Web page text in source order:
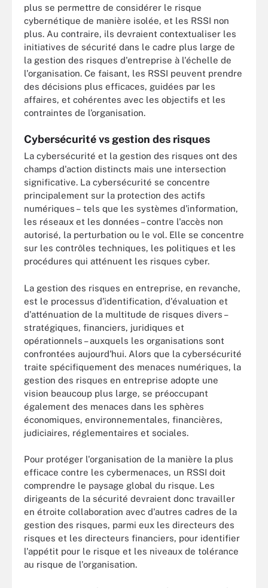
plus se permettre de considérer le risque
cybernétique de manière isolée, et les RSSI non
plus. Au contraire, ils devraient contextualiser les
initiatives de sécurité dans le cadre plus large de
la gestion des risques d'entreprise à l'échelle de
l'organisation. Ce faisant, les RSSI peuvent prendre
des décisions plus efficaces, guidées par les
affaires, et cohérentes avec les objectifs et les
contraintes de l’organisation.
Cybersécurité vs gestion des risques
La cybersécurité et la gestion des risques ont des
champs d'action distincts mais une intersection
significative. La cybersécurité se concentre
principalement sur la protection des actifs
numériques – tels que les systèmes d'information,
les réseaux et les données – contre l'accès non
autorisé, la perturbation ou le vol. Elle se concentre
sur les contrôles techniques, les politiques et les
procédures qui atténuent les risques cyber.
La gestion des risques en entreprise, en revanche,
est le processus d'identification, d'évaluation et
d'atténuation de la multitude de risques divers –
stratégiques, financiers, juridiques et
opérationnels – auxquels les organisations sont
confrontées aujourd'hui. Alors que la cybersécurité
traite spécifiquement des menaces numériques, la
gestion des risques en entreprise adopte une
vision beaucoup plus large, se préoccupant
également des menaces dans les sphères
économiques, environnementales, financières,
judiciaires, réglementaires et sociales.
Pour protéger l'organisation de la manière la plus
efficace contre les cybermenaces, un RSSI doit
comprendre le paysage global du risque. Les
dirigeants de la sécurité devraient donc travailler
en étroite collaboration avec d'autres cadres de la
gestion des risques, parmi eux les directeurs des
risques et les directeurs financiers, pour identifier
l'appétit pour le risque et les niveaux de tolérance
au risque de l'organisation.